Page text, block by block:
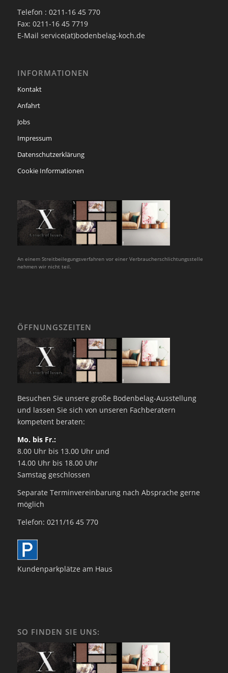
Telefon : 0211-16 45 770
Fax: 0211-16 45 7719
E-Mail service(at)bodenbelag-koch.de
INFORMATIONEN
Kontakt
Anfahrt
Jobs
Impressum
Datenschutzerklärung
Cookie Informationen
An einem Streitbeilegungsverfahren vor einer Verbraucherschlichtungsstelle
nehmen wir nicht teil.
ÖFFNUNGSZEITEN
Besuchen Sie unsere große Bodenbelag-Ausstellung
und lassen Sie sich von unseren Fachberatern
kompetent beraten:
Mo. bis Fr.:
8.00 Uhr bis 13.00 Uhr und
14.00 Uhr bis 18.00 Uhr
Samstag geschlossen
Separate Terminvereinbarung nach Absprache gerne
möglich
Telefon: 0211/16 45 770
Kundenparkplätze am Haus
SO FINDEN SIE UNS: